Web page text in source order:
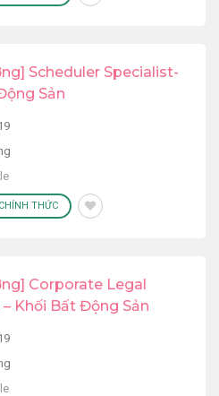
Scheduler Specialist-
Sản
THỨC
Corporate Legal
Khối Bất Động Sản